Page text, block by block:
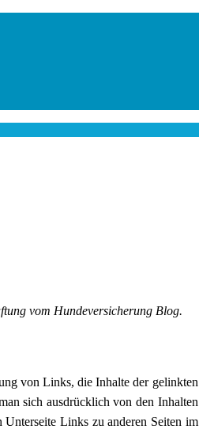
vom Hundeversicherung Blog.
von Links, die Inhalte der gelinkten
sich ausdrücklich von den Inhalten
Unterseite Links zu anderen Seiten im